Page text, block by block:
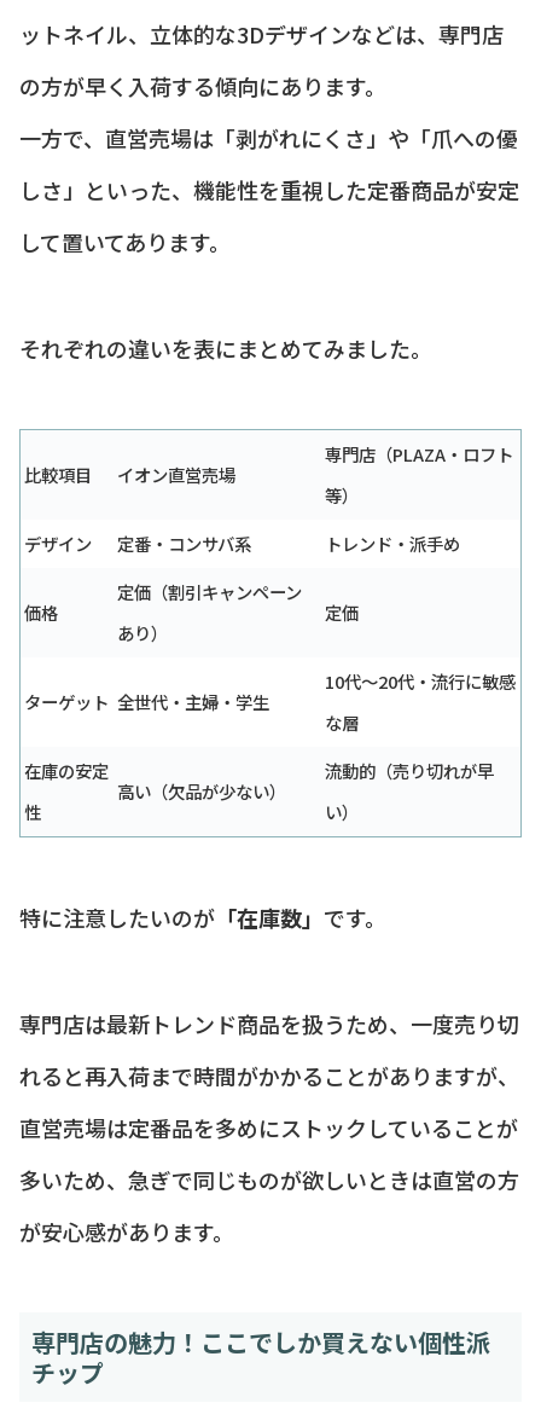
ットネイル、立体的な3Dデザインなどは、専門店
の方が早く入荷する傾向にあります。
一方で、直営売場は「剥がれにくさ」や「爪への優
しさ」といった、機能性を重視した定番商品が安定
して置いてあります。
それぞれの違いを表にまとめてみました。
比較項目 イオン直営売場
専門店（PLAZA・ロフト
等）
デザイン
定番・コンサバ系 トレンド・派手め
価格
定価（割引キャンペーン
あり）
定価
ターゲット 全世代・主婦・学生
10代〜20代・流行に敏感
な層
在庫の安定
性
高い（欠品が少ない）
流動的（売り切れが早
い）
特に注意したいのが 「在庫数」 です。
専門店は最新トレンド商品を扱うため、一度売り切
れると再入荷まで時間がかかることがありますが、
直営売場は定番品を多めにストックしていることが
多いため、急ぎで同じものが欲しいときは直営の方
が安心感があります。
専門店の魅力！ここでしか買えない個性派
チップ